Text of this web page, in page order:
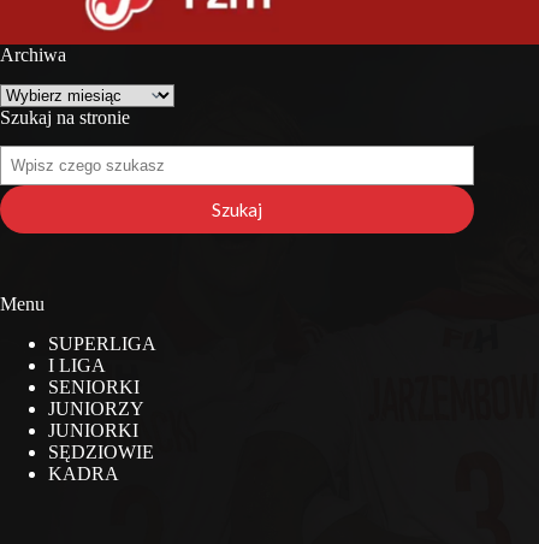
Archiwa
Archiwa
Szukaj na stronie
Szukaj
na
stronie
Szukaj
Menu
SUPERLIGA
I LIGA
SENIORKI
JUNIORZY
JUNIORKI
SĘDZIOWIE
KADRA